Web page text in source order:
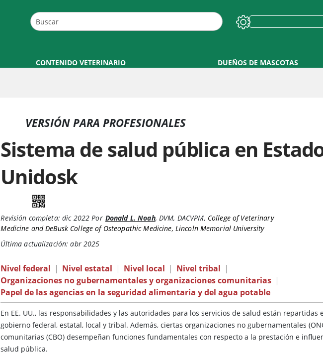
CONTENIDO VETERINARIO DUEÑOS DE MASCOTAS
VERSIÓN PARA PROFESIONALES
Sistema de salud pública en
Unidosk
Revisión completa: dic 2022 Por Donald L. Noah, DVM, DACVPM, College of Veterinary
Medicine and DeBusk College of Osteopathic Medicine, Lincoln Memorial University
Última actualización: abr 2025
Nivel federal | Nivel estatal | Nivel local | Nivel tribal |
Organizaciones no gubernamentales y organizaciones comunitarias |
Papel de las agencias en la seguridad alimentaria y del agua potable
En EE. UU., las responsabilidades y las autoridades para los servicios de salud están repartidas
gobierno federal, estatal, local y tribal. Además, ciertas organizaciones no gubernamentales
comunitarias (CBO) desempeñan funciones fundamentales con respecto a la prestación e
salud pública.